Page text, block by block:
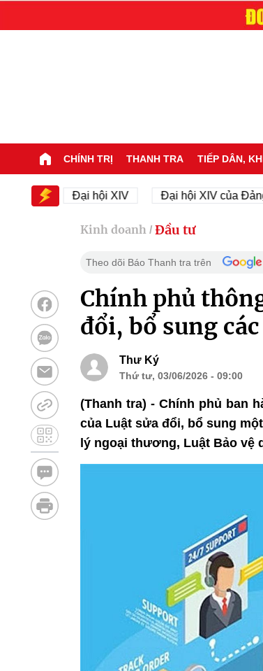
CHÍNH TRỊ THANH TRA TIẾP DÂN,
Đại hội XIV Đại hội XIV của Đảng
Kinh doanh / Đầu tư
Theo dõi Báo Thanh tra trên
Chính phủ
đổi, bổ sung
Thư Ký
Thứ tư, 03/06/2026 - 09:00
(Thanh tra) - Chính phủ ban
của Luật sửa đổi, bổ sung
lý ngoại thương, Luật Bảo vệ